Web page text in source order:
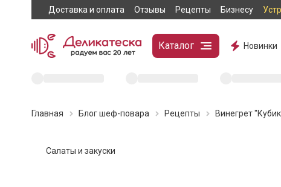
Доставка и оплата Отзывы Рецепты Бизнесу
Каталог Новинки
Главная Блог шеф-повара Рецепты Винегрет
Салаты и закуски